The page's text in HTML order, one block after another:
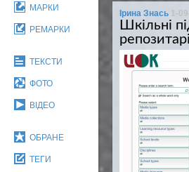
МАРКИ
РЕМАРКИ
ТЕКСТИ
ФОТО
ВІДЕО
ОБРАНЕ
ТЕГИ
Ірина Знась 1-
Шкільні